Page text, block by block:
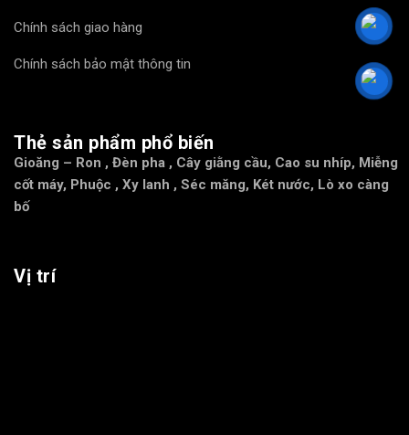
Chính sách giao hàng
Chính sách bảo mật thông tin
Thẻ sản phẩm phổ biến
Gioăng – Ron , Đèn pha , Cây giằng cầu, Cao su nhíp, Miễng
cốt máy, Phuộc , Xy lanh , Séc măng, Két nước, Lò xo càng
bố
Vị trí